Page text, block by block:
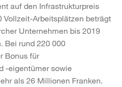
auf den Infrastrukturpreis
Vollzeit-Arbeitsplätzen beträgt
Unternehmen bis 2019
Bei rund 220 000
Bonus für
-eigentümer sowie
als 26 Millionen Franken.